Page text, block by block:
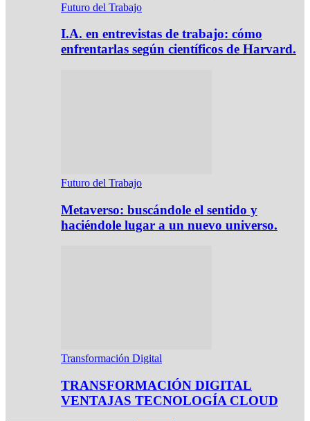
Futuro del Trabajo
I.A. en entrevistas de trabajo: cómo
enfrentarlas según científicos de Harvard.
Futuro del Trabajo
Metaverso: buscándole el sentido y
haciéndole lugar a un nuevo universo.
Transformación Digital
TRANSFORMACIÓN DIGITAL
VENTAJAS TECNOLOGÍA CLOUD